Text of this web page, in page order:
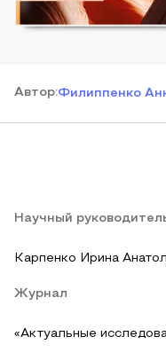
Автор:Филиппенко
Научный
Карпенко Ирина
Журнал
«Актуальные